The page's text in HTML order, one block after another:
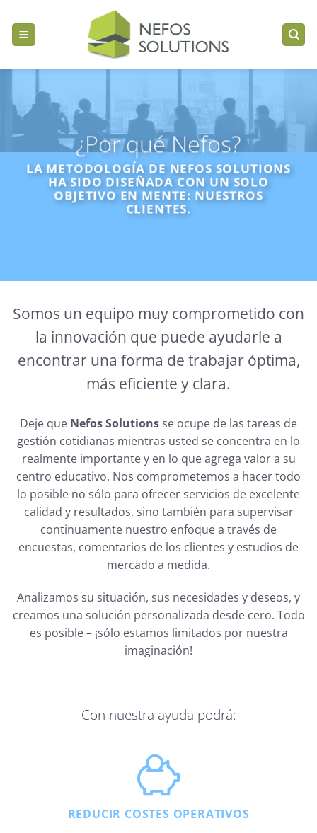
contenido
¿Por qué Nefos?
LA METODOLOGÍA DE NEFOS SOLUTIONS
HA SIDO DISEÑADA CON UN SOLO
OBJETIVO EN MENTE: NUESTROS
CLIENTES.
Somos un equipo muy comprometido con
la innovación que puede ayudarle a
encontrar una forma de trabajar óptima,
más eficiente y clara.
Deje que Nefos Solutions se ocupe de las tareas de
gestión cotidianas mientras usted se concentra en lo
realmente importante y en lo que agrega valor a su
centro educativo. Nos comprometemos a hacer todo
lo posible no sólo para ofrecer servicios de excelente
calidad y resultados, sino también para supervisar
continuamente nuestro enfoque a través de
encuestas, comentarios de los clientes y estudios de
mercado a medida.
Analizamos su situación, sus necesidades y deseos, y
creamos una solución personalizada desde cero. Todo
es posible – ¡sólo estamos limitados por nuestra
imaginación!
Con nuestra ayuda podrá:
REDUCIR COSTES OPERATIVOS